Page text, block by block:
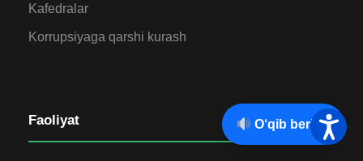
Kafedralar
Korrupsiyaga qarshi kurash
Faoliyat O‘qib berish